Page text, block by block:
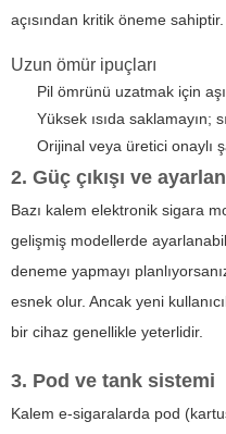
açısından kritik öneme sahiptir.
Uzun ömür ipuçları
Pil ömrünü uzatmak için
Yüksek ısıda saklamayın;
Orijinal veya üretici onaylı
2. Güç çıkışı ve
Bazı kalem elektronik sigara
gelişmiş modellerde
deneme yapmayı
esnek olur. Ancak yeni
bir cihaz genellikle yeterlidir.
3. Pod ve tank sistemi
Kalem e-sigaralarda pod